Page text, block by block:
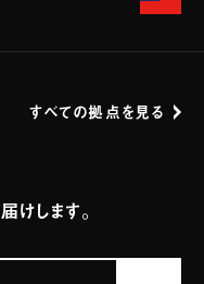
すべての拠点を見る
します。